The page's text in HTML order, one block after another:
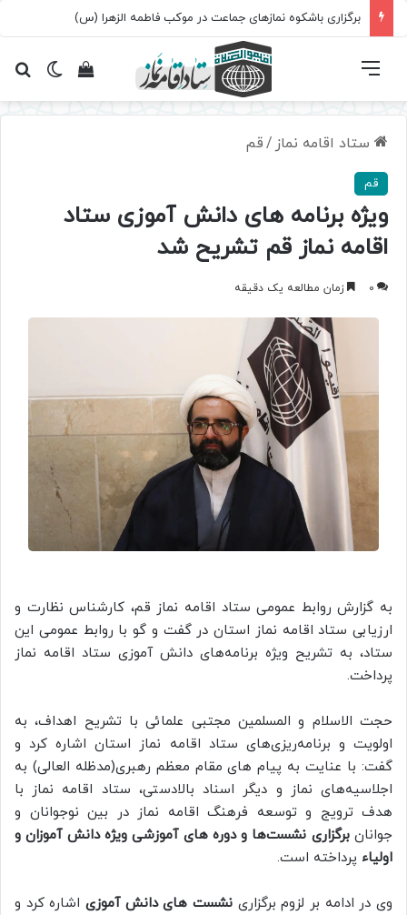
تغییرمشاهده فهرست
ستاد اقامه نماز /قم
قم
ویژه برنامه های دانش آموزی ستاد
اقامه نماز قم تشریح شد
0 زمان مطالعه یک دقیقه
به گزارش روابط عمومی ستاد اقامه نماز قم، کارشناس نظارت و
ارزیابی ستاد اقامه نماز استان در گفت و گو با روابط عمومی این
ستاد، به تشریح ویژه برنامه‌های دانش آموزی ستاد اقامه نماز
پرداخت.
حجت الاسلام و المسلمین مجتبی علمائی با تشریح اهداف، به
اولویت و برنامه‌ریزی‌های ستاد اقامه نماز استان اشاره کرد و
گفت: با عنایت به پیام های مقام معظم رهبری(مدظله العالی) به
اجلاسیه‌های نماز و دیگر اسناد بالادستی، ستاد اقامه نماز با
هدف ترویج و توسعه فرهنگ اقامه نماز در بین نوجوانان و
جوانانبرگزاری نشست‌ها و دوره های آموزشی ویژه دانش آموزان و
اولیاء پرداخته است.
وی در ادامه بر لزوم برگزاری نشست های دانش آموزی اشاره کرد و